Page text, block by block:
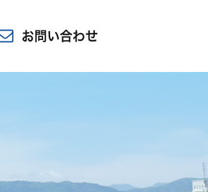
お問い合わせ